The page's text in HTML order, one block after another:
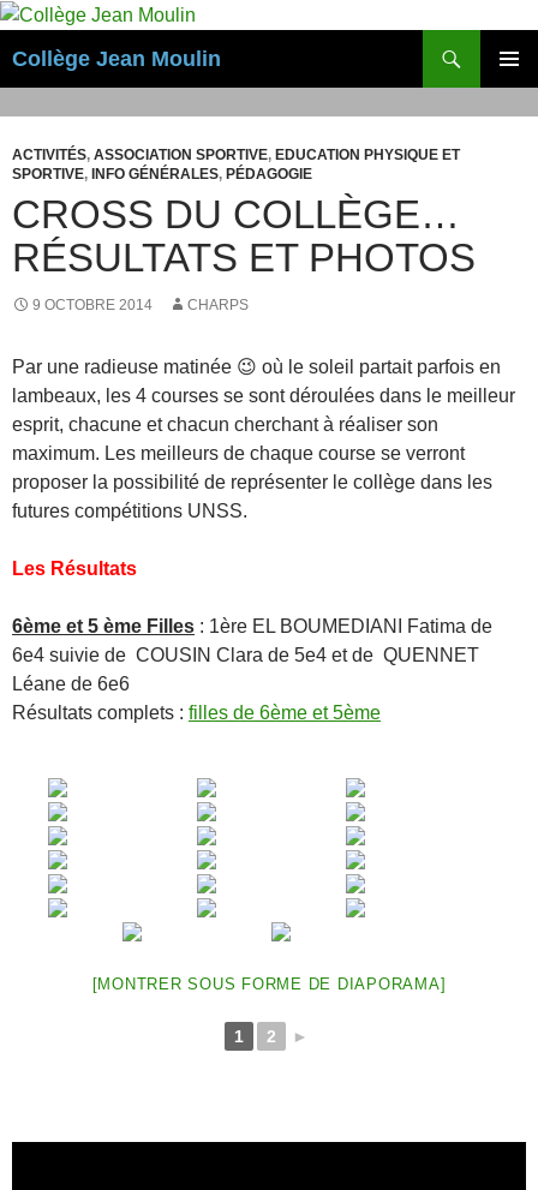
Aller
contenu
Collège Jean Moulin
ACTIVITÉS, ASSOCIATION SPORTIVE, EDUCATION PHYSIQUE ET
SPORTIVE, INFO GÉNÉRALES, PÉDAGOGIE
CROSS DU COLLÈGE…
RÉSULTATS ET PHOTOS
9 OCTOBRE 2014 CHARPS
Par une radieuse matinée 😉 où le soleil partait parfois en
lambeaux, les 4 courses se sont déroulées dans le meilleur
esprit, chacune et chacun cherchant à réaliser son
maximum. Les meilleurs de chaque course se verront
proposer la possibilité de représenter le collège dans les
futures compétitions UNSS.
Les Résultats
6ème et 5 ème Filles : 1ère EL BOUMEDIANI Fatima de
6e4 suivie de COUSIN Clara de 5e4 et de QUENNET
Léane de 6e6
Résultats complets : filles de 6ème et 5ème
[MONTRER SOUS FORME DE DIAPORAMA]
1 2 ►